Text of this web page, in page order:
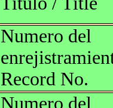
Numero del
Record No.
Numero del